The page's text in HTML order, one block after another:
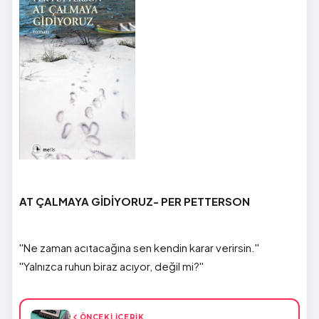
AT ÇALMAYA GİDİYORUZ- PER PETTERSON
''Ne zaman acıtacağına sen kendin karar verirsin.''
''Yalnızca ruhun biraz acıyor, değil mi?''